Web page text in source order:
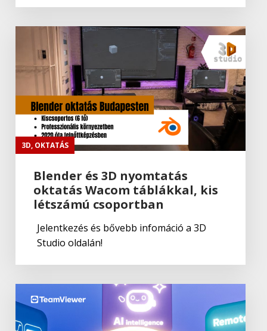
3D, OKTATÁS
Blender és 3D nyomtatás
oktatás Wacom táblákkal, kis
létszámú csoportban
Jelentkezés és bővebb infomáció a 3D
Studio oldalán!